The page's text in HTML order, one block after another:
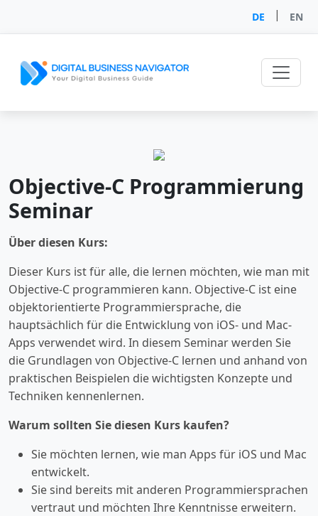
DE | EN
Objective-C Programmierung
Seminar
Über diesen Kurs:
Dieser Kurs ist für alle, die lernen möchten, wie man mit
Objective-C programmieren kann. Objective-C ist eine
objektorientierte Programmiersprache, die
hauptsächlich für die Entwicklung von iOS- und Mac-
Apps verwendet wird. In diesem Seminar werden Sie
die Grundlagen von Objective-C lernen und anhand von
praktischen Beispielen die wichtigsten Konzepte und
Techniken kennenlernen.
Warum sollten Sie diesen Kurs kaufen?
Sie möchten lernen, wie man Apps für iOS und Mac
entwickelt.
Sie sind bereits mit anderen Programmiersprachen
vertraut und möchten Ihre Kenntnisse erweitern.